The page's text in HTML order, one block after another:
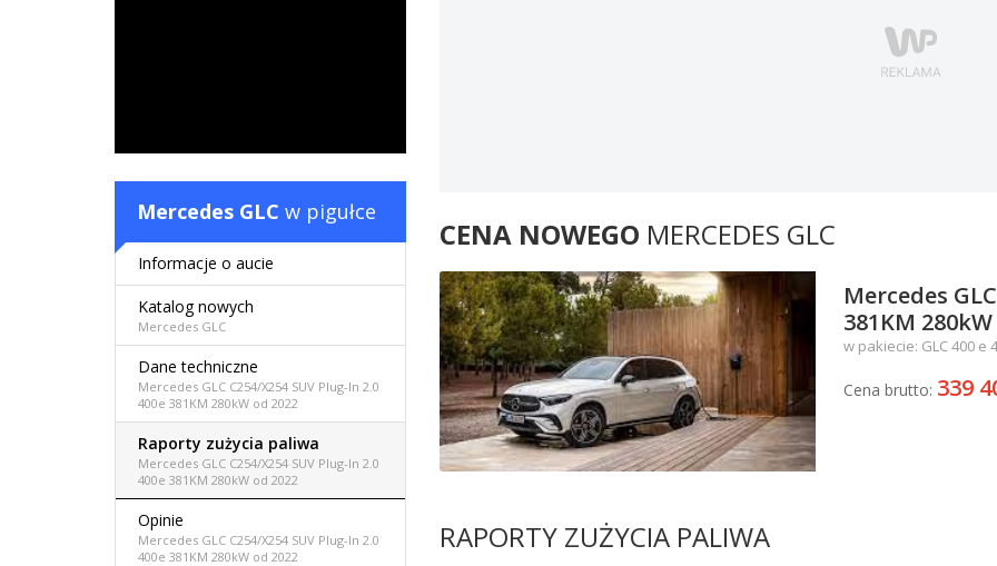
CENA NOWEGO MERCEDES GLC
Mercedes
381KM
w pakiecie: GLC 400 e
Cena brutto: 339
RAPORTY ZUŻYCIA PALIWA
Mercedes GLC w pigułce
Informacje o aucie
Katalog nowych
Mercedes GLC
Dane techniczne
Mercedes GLC C254/X254 SUV Plug-In 2.0
400e 381KM 280kW od 2022
Raporty zużycia paliwa
Mercedes GLC C254/X254 SUV Plug-In 2.0
400e 381KM 280kW od 2022
Opinie
Mercedes GLC C254/X254 SUV Plug-In 2.0
400e 381KM 280kW od 2022